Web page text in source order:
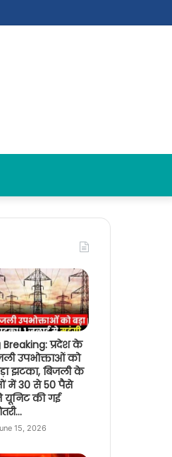
Breaking: प्रदेश के
उपभोक्ताओं को
झटका, बिजली के
में 30 से 50 पैसे
यूनिट की गई
15, 2026